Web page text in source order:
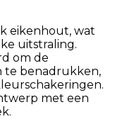
eikenhout, wat
uitstraling.
om de
te benadrukken,
met een